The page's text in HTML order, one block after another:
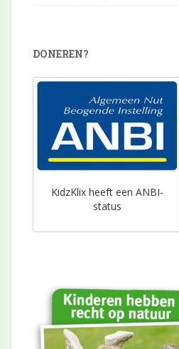
DONEREN?
KidzKlix heeft een ANBI-
status